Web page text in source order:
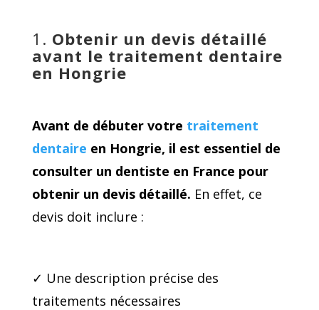
1. Obtenir un devis détaillé
avant le traitement dentaire
en Hongrie
Avant de débuter votre traitement
dentaire en Hongrie, il est essentiel de
consulter un dentiste en France pour
obtenir un devis détaillé. En effet, ce
devis doit inclure :
✓ Une description précise des
traitements nécessaires